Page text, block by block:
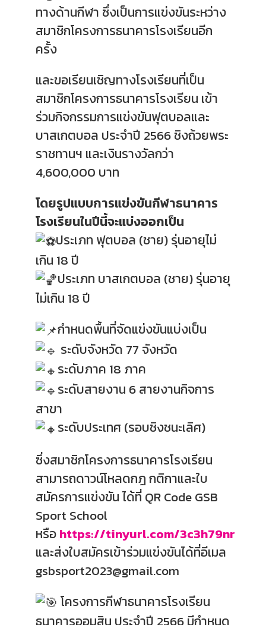
ทางด้านกีฬา ซึ่งเป็นการแข่งขันระหว่าง
สมาชิกโครงการธนาคารโรงเรียนอีก
ครั้ง
และขอเรียนเชิญทางโรงเรียนที่เป็น
สมาชิกโครงการธนาคารโรงเรียน เข้า
ร่วมกิจกรรมการแข่งขันฟุตบอลและ
บาสเกตบอล ประจำปี 2566 ชิงถ้วยพระ
ราชทานฯ และเงินรางวัลกว่า
4,600,000 บาท
โดยรูปแบบการแข่งขันกีฬาธนาคาร
โรงเรียนในปีนี้จะแบ่งออกเป็น
ประเภท ฟุตบอล (ชาย) รุ่นอายุไม่
เกิน 18 ปี
ประเภท บาสเกตบอล (ชาย) รุ่นอายุ
ไม่เกิน 18 ปี
กำหนดพื้นที่จัดแข่งขันแบ่งเป็น
ระดับจังหวัด 77 จังหวัด
ระดับภาค 18 ภาค
ระดับสายงาน 6 สายงานกิจการ
สาขา
ระดับประเทศ (รอบชิงชนะเลิศ)
ซึ่งสมาชิกโครงการธนาคารโรงเรียน
สามารถดาวน์โหลดกฎ กติกาและใบ
สมัครการแข่งขัน ได้ที่ QR Code GSB
Sport School
หรือhttps://tinyurl.com/3c3h79nr
และส่งใบสมัครเข้าร่วมแข่งขันได้ที่อีเมล
gsbsport2023@gmail.com
โครงการกีฬาธนาคารโรงเรียน